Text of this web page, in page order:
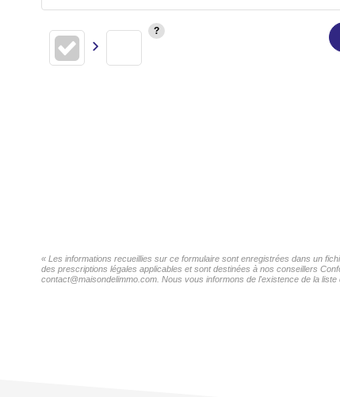
« Les informations recueillies sur ce formulaire sont enregistrées dans un
des prescriptions légales applicables et sont destinées à nos conseillers
contact@maisondelimmo.com. Nous vous informons de l'existence de la